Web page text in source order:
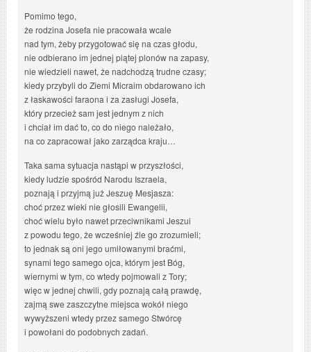
Pomimo tego,
że rodzina Josefa nie pracowała wcale
nad tym, żeby przygotować się na czas głodu,
nie odbierano im jednej piątej plonów na zapasy,
nie wiedzieli nawet, że nadchodzą trudne czasy;
kiedy przybyli do Ziemi Micraim obdarowano ich
z łaskawości faraona i za zasługi Josefa,
który przecież sam jest jednym z nich
i chciał im dać to, co do niego należało,
na co zapracował jako zarządca kraju…
Taka sama sytuacja nastąpi w przyszłości,
kiedy ludzie spośród Narodu Iszraela,
poznają i przyjmą już Jeszuę Mesjasza:
choć przez wieki nie głosili Ewangelii,
choć wielu było nawet przeciwnikami Jeszui
z powodu tego, że wcześniej źle go zrozumieli;
to jednak są oni jego umiłowanymi braćmi,
synami tego samego ojca, którym jest Bóg,
wiernymi w tym, co wtedy pojmowali z Tory;
więc w jednej chwili, gdy poznają całą prawdę,
zajmą swe zaszczytne miejsca wokół niego
wywyższeni wtedy przez samego Stwórcę
i powołani do podobnych zadań.